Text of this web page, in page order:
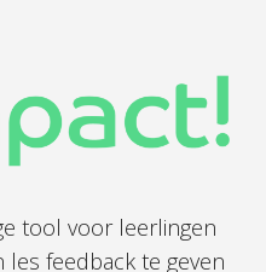
tool voor leerlingen
feedback te geven